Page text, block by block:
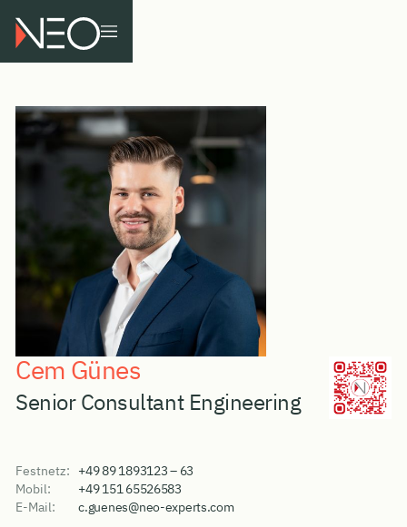
Cem Günes
Senior Consultant Engineering
Festnetz:
+49 89 1893123 – 63
Mobil:
+49 151 65526583
E-Mail:
c.guenes@neo-experts.com